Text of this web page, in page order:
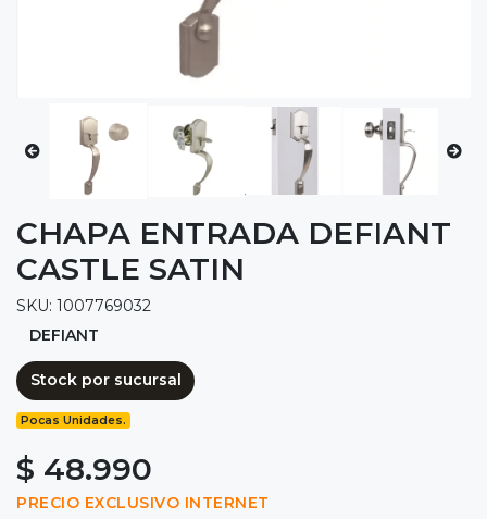
CHAPA ENTRADA DEFIANT
CASTLE SATIN
SKU: 1007769032
DEFIANT
Stock por sucursal
Pocas Unidades.
$ 48.990
PRECIO EXCLUSIVO INTERNET